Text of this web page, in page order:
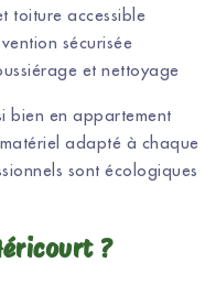
toiture accessible
sécurisée
et nettoyage
bien en appartement
adapté à chaque
sont écologiques
?